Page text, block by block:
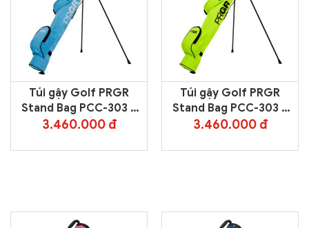
Túi gậy Golf PRGR
Stand Bag PCC-303 –
Blue
3.460.000 đ
Túi gậy Golf PRGR
Stand Bag PCC-303 –
Green
3.460.000 đ